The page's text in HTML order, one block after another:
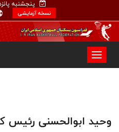
پنجشنبه
نسخه آزمایشی
وحید ابوالحسنی رئیس